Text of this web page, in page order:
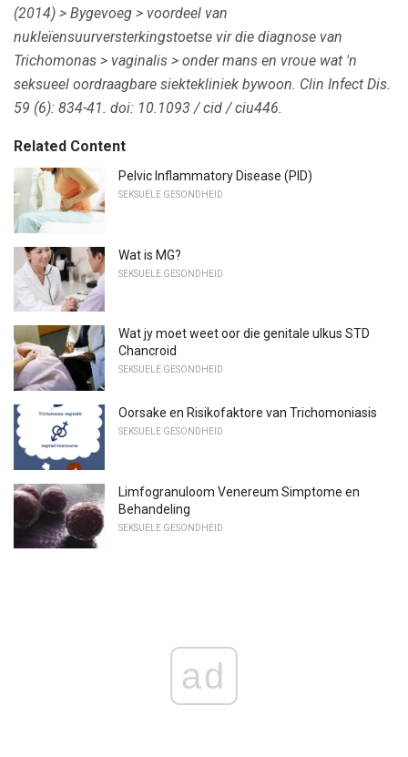
(2014) > Bygevoeg > voordeel van
nukleïensuurversterkingstoetse vir die diagnose van
Trichomonas > vaginalis > onder mans en vroue wat 'n
seksueel oordraagbare siektekliniek bywoon. Clin Infect Dis.
59 (6): 834-41. doi: 10.1093 / cid / ciu446.
Related Content
Pelvic Inflammatory Disease (PID)
SEKSUELE GESONDHEID
Wat is MG?
SEKSUELE GESONDHEID
Wat jy moet weet oor die genitale ulkus STD
Chancroid
SEKSUELE GESONDHEID
Oorsake en Risikofaktore van Trichomoniasis
SEKSUELE GESONDHEID
Limfogranuloom Venereum Simptome en
Behandeling
SEKSUELE GESONDHEID
ad